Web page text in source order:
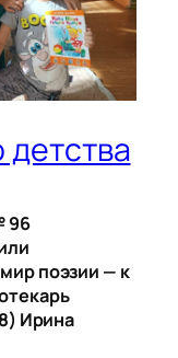
детства
96
поэзии — к
Ирина